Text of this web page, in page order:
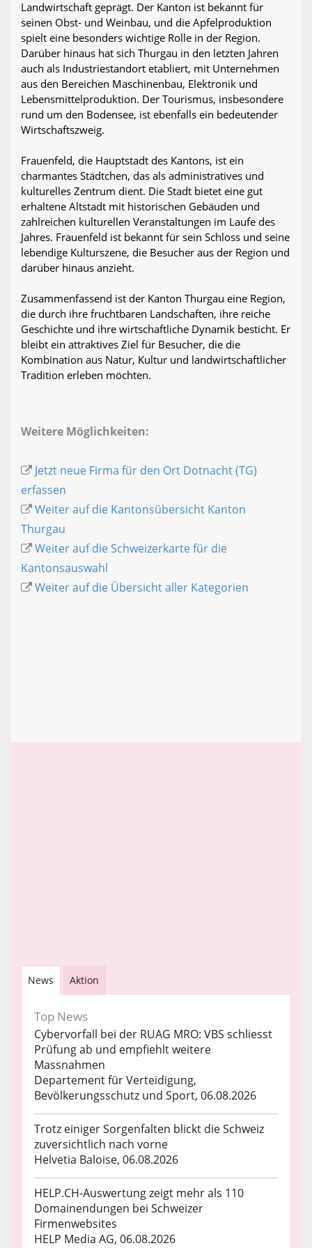
Landwirtschaft geprägt. Der Kanton ist bekannt für
seinen Obst- und Weinbau, und die Apfelproduktion
spielt eine besonders wichtige Rolle in der Region.
Darüber hinaus hat sich Thurgau in den letzten Jahren
auch als Industriestandort etabliert, mit Unternehmen
aus den Bereichen Maschinenbau, Elektronik und
Lebensmittelproduktion. Der Tourismus, insbesondere
rund um den Bodensee, ist ebenfalls ein bedeutender
Wirtschaftszweig.
Frauenfeld, die Hauptstadt des Kantons, ist ein
charmantes Städtchen, das als administratives und
kulturelles Zentrum dient. Die Stadt bietet eine gut
erhaltene Altstadt mit historischen Gebäuden und
zahlreichen kulturellen Veranstaltungen im Laufe des
Jahres. Frauenfeld ist bekannt für sein Schloss und seine
lebendige Kulturszene, die Besucher aus der Region und
darüber hinaus anzieht.
Zusammenfassend ist der Kanton Thurgau eine Region,
die durch ihre fruchtbaren Landschaften, ihre reiche
Geschichte und ihre wirtschaftliche Dynamik besticht. Er
bleibt ein attraktives Ziel für Besucher, die die
Kombination aus Natur, Kultur und landwirtschaftlicher
Tradition erleben möchten.
Weitere Möglichkeiten:
Jetzt neue Firma für den Ort Dotnacht (TG)
erfassen
Weiter auf die Kantonsübersicht Kanton
Thurgau
Weiter auf die Schweizerkarte für die
Kantonsauswahl
Weiter auf die Übersicht aller Kategorien
News Aktion
Top News
Cybervorfall bei der RUAG MRO: VBS schliesst
Prüfung ab und empfiehlt weitere
Massnahmen
Departement für Verteidigung,
Bevölkerungsschutz und Sport, 06.08.2026
Trotz einiger Sorgenfalten blickt die Schweiz
zuversichtlich nach vorne
Helvetia Baloise, 06.08.2026
HELP.CH-Auswertung zeigt mehr als 110
Domainendungen bei Schweizer
Firmenwebsites
HELP Media AG, 06.08.2026